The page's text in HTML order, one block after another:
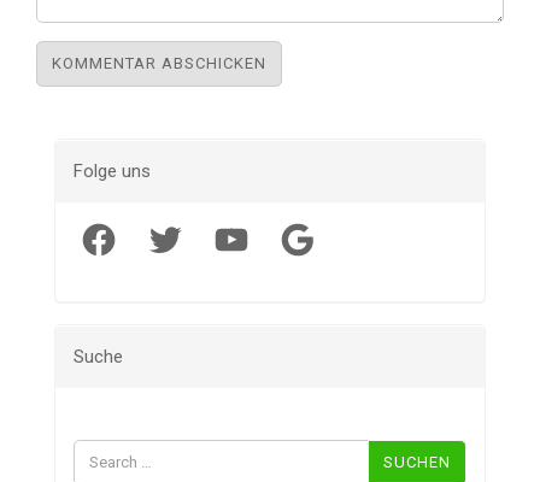
Folge uns
Facebook Twitter YouTube Google
Suche
Suchen
nach: